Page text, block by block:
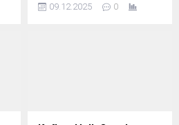
toplumsal farkındalığı
09.12.2025 0